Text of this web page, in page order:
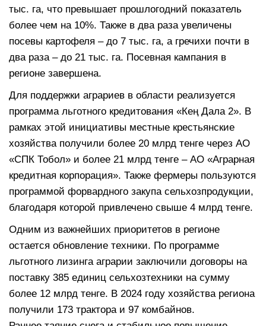
тыс. га, что превышает прошлогодний показатель
более чем на 10%. Также в два раза увеличены
посевы картофеля – до 7 тыс. га, а гречихи почти в
два раза – до 21 тыс. га. Посевная кампания в
регионе завершена.
Для поддержки аграриев в области реализуется
программа льготного кредитования «Кең Дала 2». В
рамках этой инициативы местные крестьянские
хозяйства получили более 20 млрд тенге через АО
«СПК Тобол» и более 21 млрд тенге – АО «Аграрная
кредитная корпорация». Также фермеры пользуются
программой форвардного закупа сельхозпродукции,
благодаря которой привлечено свыше 4 млрд тенге.
Одним из важнейших приоритетов в регионе
остается обновление техники. По программе
льготного лизинга аграрии заключили договоры на
поставку 385 единиц сельхозтехники на сумму
более 12 млрд тенге. В 2024 году хозяйства региона
получили 173 трактора и 97 комбайнов.